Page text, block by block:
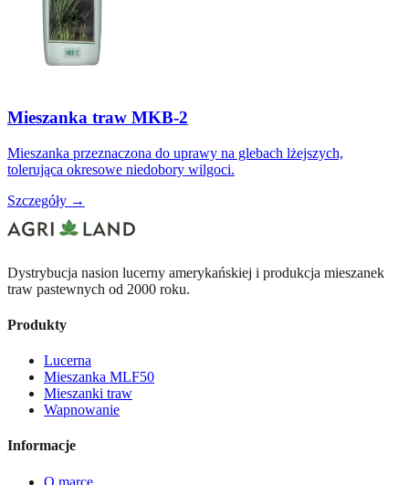
Mieszanka traw MKB-2
Mieszanka przeznaczona do uprawy na glebach lżejszych,
tolerująca okresowe niedobory wilgoci.
Szczegóły →
Dystrybucja nasion lucerny amerykańskiej i produkcja mieszanek
traw pastewnych od 2000 roku.
Produkty
Lucerna
Mieszanka MLF50
Mieszanki traw
Wapnowanie
Informacje
O marce